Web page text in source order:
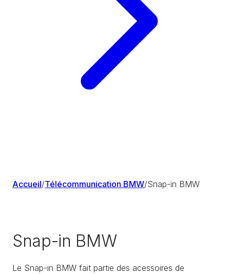
Accueil/Télécommunication BMW/Snap-in BMW
Snap-in BMW
Le Snap-in BMW fait partie des acessoires de